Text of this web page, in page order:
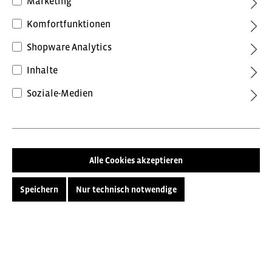
zum Beispiel. So oder so, in unserem Sortiment gibt es
verschiedene Varianten des Arbeitsmantels, vom weißen
Keine Produkte gefunden.
Service-Hotline
Informationen
Komfortfunktionen
Shopware Analytics
Inhalte
Soziale-Medien
Alle Cookies akzeptieren
Speichern Nur technisch notwendige
Preisauszeichnung
Privatkunden können Preise mit MwSt. (brutto) und
werden.
Nettopreiseexkl. MwSt.